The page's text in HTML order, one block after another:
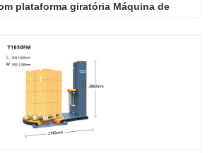
plataforma giratória Máquina de